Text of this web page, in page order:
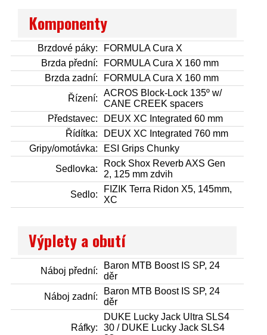
Komponenty
Brzdové páky:
FORMULA Cura X
Brzda přední:
FORMULA Cura X 160 mm
Brzda zadní:
FORMULA Cura X 160 mm
Řízení:
ACROS Block-Lock 135º w/
CANE CREEK spacers
Představec:
DEUX XC Integrated 60 mm
Řídítka:
DEUX XC Integrated 760 mm
Gripy/omotávka:
ESI Grips Chunky
Sedlovka:
Rock Shox Reverb AXS Gen
2, 125 mm zdvih
Sedlo:
FIZIK Terra Ridon X5, 145mm,
XC
Výplety a obutí
Náboj přední:
Baron MTB Boost IS SP, 24
děr
Náboj zadní:
Baron MTB Boost IS SP, 24
děr
Ráfky:
DUKE Lucky Jack Ultra SLS4
30 / DUKE Lucky Jack SLS4